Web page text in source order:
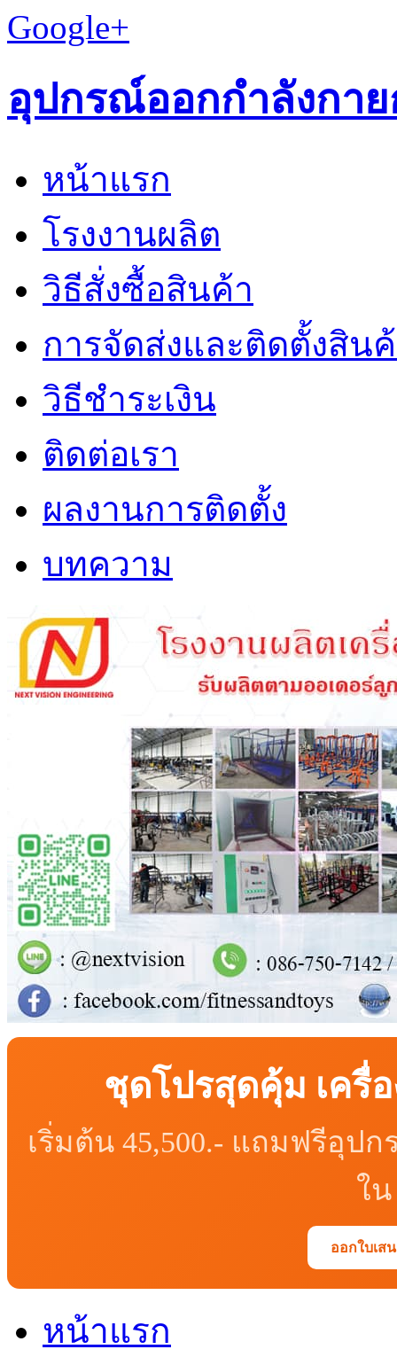
Google+
อุปกรณ์ออกกำลังกาย
หน้าแรก
โรงงานผลิต
วิธีสั่งซื้อสินค้า
การจัดส่งและติดตั้งสิน
วิธีชำระเงิน
ติดต่อเรา
ผลงานการติดตั้ง
บทความ
ชุดโปรสุดคุ้ม เครื่
เริ่มต้น 45,500.- แถมฟรีอุป
ใ
ออกใบเส
หน้าแรก